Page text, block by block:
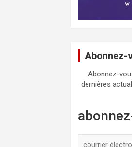
Abonnez-
Abonnez-
dernières